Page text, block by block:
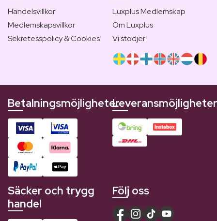
Handelsvillkor
Medlemskapsvillkor
Sekretesspolicy & Cookies
Luxplus Medlemskap
Om Luxplus
Vi stödjer
BetalningsmöjligheterLeveransmöjligheter
Säcker och trygg
handel
Följ oss